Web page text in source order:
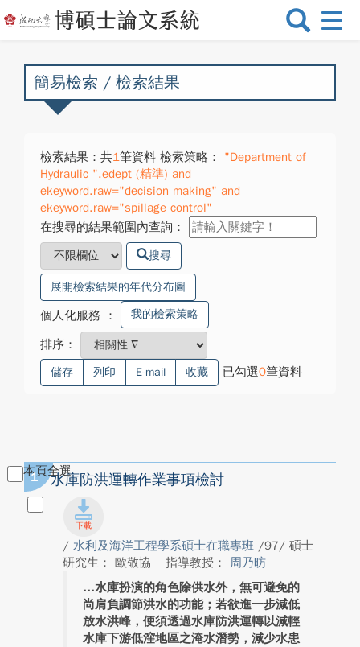
選
換
簡易檢索 / 檢索結果
檢索結果：共1筆資料 檢索策略：
"Department of
Hydraulic ".edept (精準) and
ekeyword.raw="decision making" and
ekeyword.raw="spillage control"
在搜尋的結果範圍內查詢：
搜尋
展開檢索結果的年代分布圖
個人化服務 ： 我的檢索策略
排序：
儲存 列印 E-mail 收藏 已勾選0筆資料
本頁全選
1 水庫防洪運轉作業事項檢討
/ 水利及海洋工程學系碩士在職專班 /97/ 碩士
研究生： 歐敬協
指導教授： 周乃昉
水庫扮演的角色除供水外，無可避免的
尚肩負調節洪水的功能；若欲進一步減低
放水洪峰，便須透過水庫防洪運轉以減輕
水庫下游低漥地區之淹水潛勢，減少水患